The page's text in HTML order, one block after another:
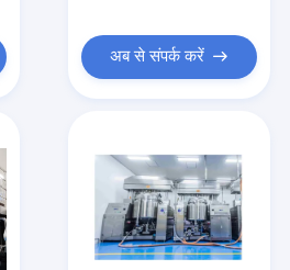
अब से संपर्क करें